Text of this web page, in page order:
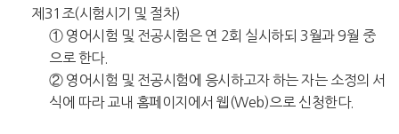
제31조(시험시기 및 절차)
① 영어시험 및 전공시험은 연 2회 실시하되 3월과 9월 중
으로 한다.
② 영어시험 및 전공시험에 응시하고자 하는 자는 소정의 서
식에 따라 교내 홈페이지에서 웹(Web)으로 신청한다.